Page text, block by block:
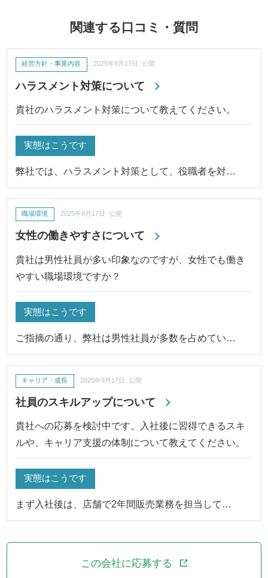
関連する口コミ・質問
ハラスメント対策について
経営方針・事業内容 2025年9月17日 公開
貴社のハラスメント対策について教えてください。
実態はこうです
弊社では、ハラスメント対策として、役職者を対…
女性の働きやすさについて
職場環境 2025年9月17日 公開
貴社は男性社員が多い印象なのですが、女性でも働き
やすい職場環境ですか？
実態はこうです
ご指摘の通り、弊社は男性社員が多数を占めてい…
社員のスキルアップについて
キャリア・成長 2025年9月17日 公開
貴社への応募を検討中です。入社後に習得できるスキ
ルや、キャリア支援の体制について教えてください。
実態はこうです
まず入社後は、店舗で2年間販売業務を担当して…
この会社に応募する